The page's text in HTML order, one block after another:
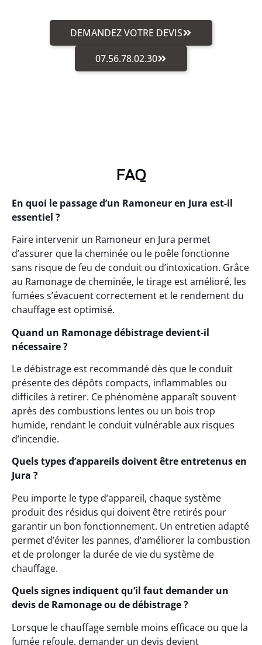
DEMANDEZ VOTRE DEVIS
07.56.78.02.30
FAQ
En quoi le passage d’un Ramoneur en Jura est-il
essentiel ?
Faire intervenir un Ramoneur en Jura permet
d’assurer que la cheminée ou le poêle fonctionne
sans risque de feu de conduit ou d’intoxication. Grâce
au Ramonage de cheminée, le tirage est amélioré, les
fumées s’évacuent correctement et le rendement du
chauffage est optimisé.
Quand un Ramonage débistrage devient-il
nécessaire ?
Le débistrage est recommandé dès que le conduit
présente des dépôts compacts, inflammables ou
difficiles à retirer. Ce phénomène apparaît souvent
après des combustions lentes ou un bois trop
humide, rendant le conduit vulnérable aux risques
d’incendie.
Quels types d’appareils doivent être entretenus en
Jura ?
Peu importe le type d’appareil, chaque système
produit des résidus qui doivent être retirés pour
garantir un bon fonctionnement. Un entretien adapté
permet d’éviter les pannes, d’améliorer la combustion
et de prolonger la durée de vie du système de
chauffage.
Quels signes indiquent qu’il faut demander un
devis de Ramonage ou de débistrage ?
Lorsque le chauffage semble moins efficace ou que la
fumée refoule, demander un devis devient